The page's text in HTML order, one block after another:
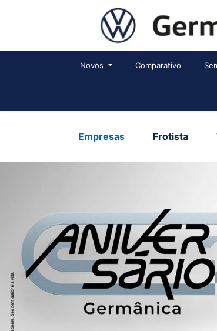
Novos Comparativo
Empresas Frotista